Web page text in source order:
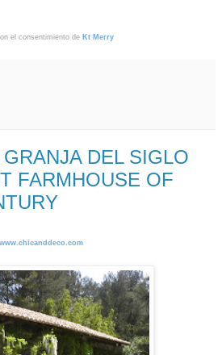
el consentimiento de Kt Merry
DEL SIGLO
FARMHOUSE OF
www.chicanddeco.com